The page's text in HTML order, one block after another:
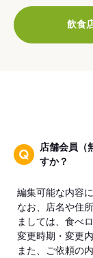
飲食
店舗会員（
すか？
編集可能な内容
なお、店名や住
ましては、食べ
変更時期・変更
また、ご依頼の